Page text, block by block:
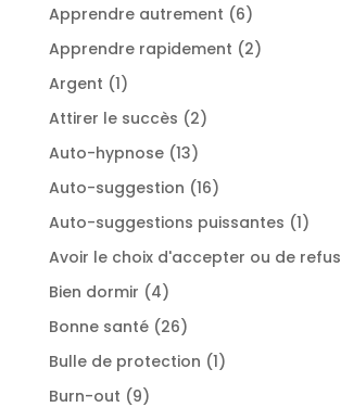
Apprendre autrement 66
produits
Apprendre rapidement 22
Argent 11
produit
Attirer le succès 22
Auto-hypnose 1313
produits
Auto-suggestion 1616
produits
Auto-suggestions puissantes 11
Avoir le choix d'accepter ou de
Bien dormir 44
produits
Bonne santé 2626
produits
Bulle de protection 11
Burn-out 99